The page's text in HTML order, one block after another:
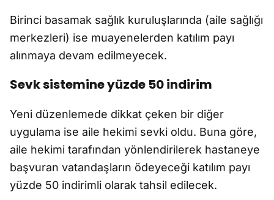
Birinci basamak sağlık kuruluşlarında (aile sağlığı
merkezleri) ise muayenelerden katılım payı
alınmaya devam edilmeyecek.
Sevk sistemine yüzde 50 indirim
Yeni düzenlemede dikkat çeken bir diğer
uygulama ise aile hekimi sevki oldu. Buna göre,
aile hekimi tarafından yönlendirilerek hastaneye
başvuran vatandaşların ödeyeceği katılım payı
yüzde 50 indirimli olarak tahsil edilecek.